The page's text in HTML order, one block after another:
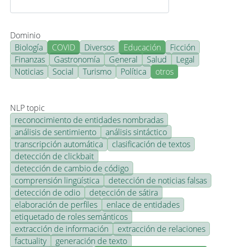
Dominio
Biología
COVID Diversos Educación
Ficción
Finanzas
Gastronomía General Salud
Legal
Noticias
Social Turismo Política otros
NLP topic
reconocimiento de entidades nombradas
análisis de sentimiento
análisis sintáctico
transcripción automática
clasificación de textos
detección de clickbait
detección de cambio de código
comprensión lingüística
detección de noticias falsas
detección de odio
detección de sátira
elaboración de perfiles
enlace de entidades
etiquetado de roles semánticos
extracción de información
extracción de relaciones
factuality
generación de texto